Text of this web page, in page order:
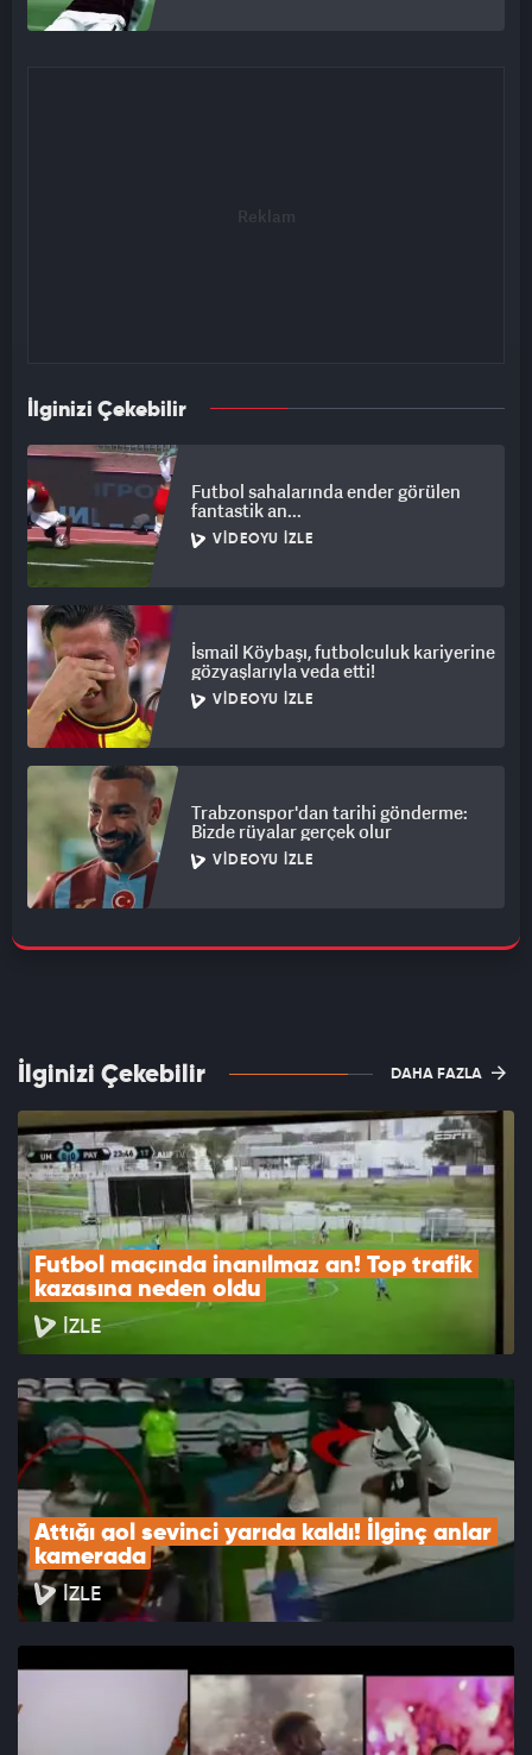
İlginizi Çekebilir
Futbol sahalarında ender görülen
fantastik an...
VIDEOYU İZLE
İsmail Köybaşı, futbolculuk kariyerine
gözyaşlarıyla veda etti!
VIDEOYU İZLE
Trabzonspor'dan tarihi gönderme:
Bizde rüyalar gerçek olur
VIDEOYU İZLE
İlginizi Çekebilir DAHA FAZLA
Futbol maçında inanılmaz an! Top trafik
kazasına neden oldu
İZLE
Attığı gol sevinci yarıda kaldı! İlginç anlar
kamerada
İZLE